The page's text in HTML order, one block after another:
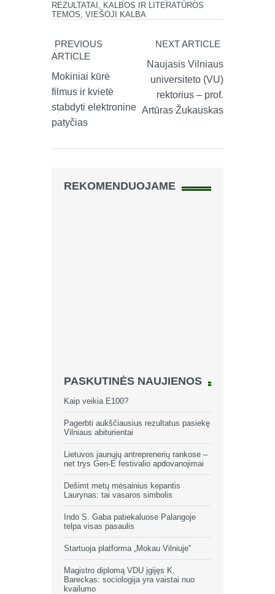
REZULTATAI
KALBOS IR LITERATŪROS
TEMOS VIEŠOJI KALBA
PREVIOUS
ARTICLE
Mokiniai kūrė
filmus ir kvietė
stabdyti elektronine
patyčias
NEXT ARTICLE
Naujasis Vilniaus
universiteto (VU)
rektorius – prof.
Artūras Žukauskas
REKOMENDUOJAME
PASKUTINĖS NAUJIENOS
Kaip veikia E100?
Pagerbti aukščiausius rezultatus pasiekę
Vilniaus abiturientai
Lietuvos jaunųjų antreprenerių rankose –
net trys Gen-E festivalio apdovanojimai
Dešimt metų mėsainius kepantis
Laurynas: tai vasaros simbolis
Indo S. Gaba patiekaluose Palangoje
telpa visas pasaulis
Startuoja platforma „Mokau Vilniuje“
Magistro diplomą VDU įgijęs K.
Bareckas: sociologija yra vaistai nuo
kvailumo